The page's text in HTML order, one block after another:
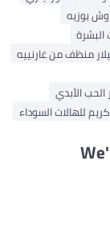
بوزيه
منظف من غارنييه
الأبدي
كريم للهالات السوداء